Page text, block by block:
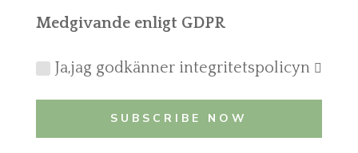
Medgivande enligt GDPR
Ja,jag godkänner integritetspolicyn
SUBSCRIBE NOW